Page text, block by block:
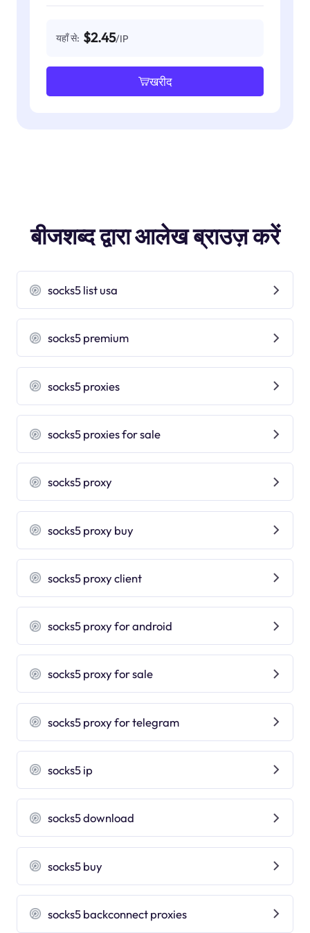
यहाँ से: $2.45/IP
खरीद
बीजशब्द द्वारा आलेख ब्राउज़ करें
socks5 list usa
socks5 premium
socks5 proxies
socks5 proxies for sale
socks5 proxy
socks5 proxy buy
socks5 proxy client
socks5 proxy for android
socks5 proxy for sale
socks5 proxy for telegram
socks5 ip
socks5 download
socks5 buy
socks5 backconnect proxies